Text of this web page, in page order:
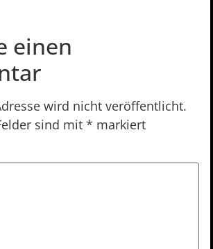
einen
wird nicht veröffentlicht.
sind mit * markiert